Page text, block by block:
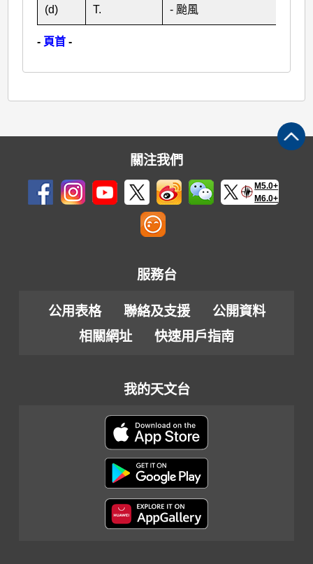
(d) T. - 颱風
- 頁首 -
關注我們
M5.0+
M6.0+
服務台
公用表格 聯絡及支援
公開資料
相關網址
快速用戶指南
我的天文台